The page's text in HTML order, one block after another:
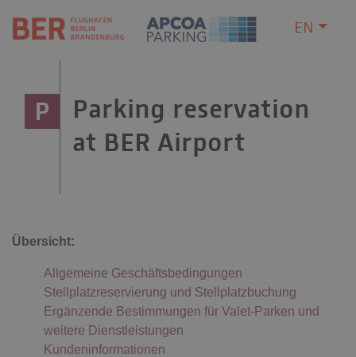
EN
P
Parking reservation
at BER Airport
Übersicht:
Allgemeine Geschäftsbedingungen
Stellplatzreservierung und Stellplatzbuchung
Ergänzende Bestimmungen für Valet-Parken und
weitere Dienstleistungen
Kundeninformationen